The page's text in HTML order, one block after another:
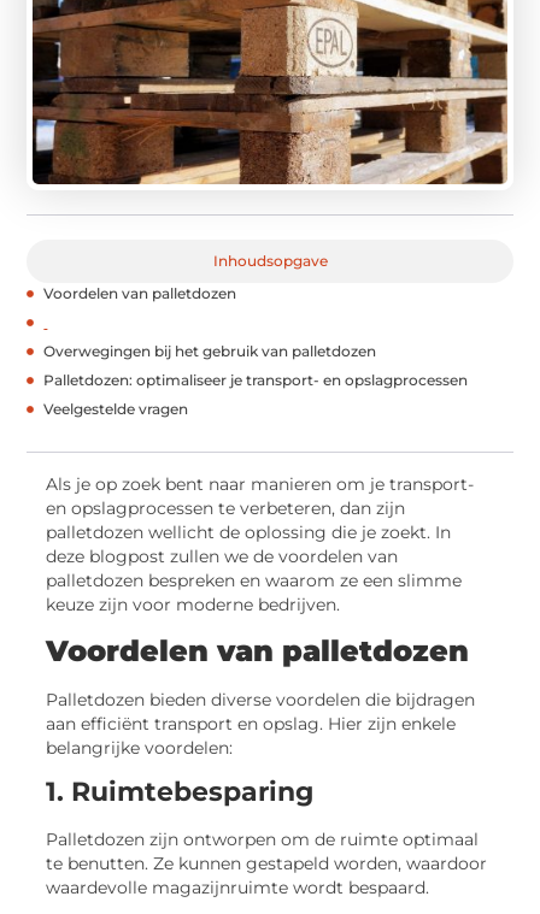
Inhoudsopgave
Voordelen van palletdozen
Overwegingen bij het gebruik van palletdozen
Palletdozen: optimaliseer je transport- en opslagprocessen
Veelgestelde vragen
Als je op zoek bent naar manieren om je transport-
en opslagprocessen te verbeteren, dan zijn
palletdozen wellicht de oplossing die je zoekt. In
deze blogpost zullen we de voordelen van
palletdozen bespreken en waarom ze een slimme
keuze zijn voor moderne bedrijven.
Voordelen van palletdozen
Palletdozen bieden diverse voordelen die bijdragen
aan efficiënt transport en opslag. Hier zijn enkele
belangrijke voordelen:
1. Ruimtebesparing
Palletdozen zijn ontworpen om de ruimte optimaal
te benutten. Ze kunnen gestapeld worden, waardoor
waardevolle magazijnruimte wordt bespaard.